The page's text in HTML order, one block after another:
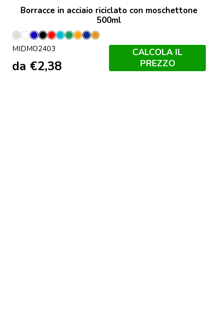
Borracce in acciaio riciclato con moschettone
500ml
Argento
Opaco
Bianco
BluNeroRosso
Turchese
Verde
Arancio
Francese
Ochre
MIDMO2403
da €2,38
CALCOLA IL
PREZZO